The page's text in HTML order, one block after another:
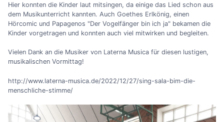
Hier konnten die Kinder laut mitsingen, da einige das Lied schon aus
dem Musikunterricht kannten. Auch Goethes Erlkönig, einen
Hörcomic und Papagenos "Der Vogelfänger bin ich ja" bekamen die
Kinder vorgetragen und konnten auch viel mitwirken und begleiten.
Vielen Dank an die Musiker von Laterna Musica für diesen lustigen,
musikalischen Vormittag!
http://www.laterna-musica.de/2022/12/27/sing-sala-bim-die-
menschliche-stimme/